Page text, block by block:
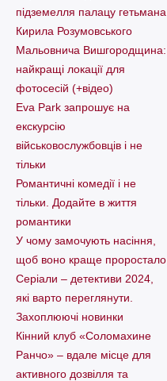
підземелля палацу гетьмана
Кирила Розумовського
Мальовнича Вишгородщина:
найкращі локації для
фотосесій (+відео)
Eva Park запрошує на
екскурсію
військовослужбовців і не
тільки
Романтичні комедії і не
тільки. Додайте в життя
романтики
У чому замочують насіння,
щоб воно краще проростало
Серіали – детективи 2024,
які варто пеpеглянути.
Захоплюючі новинки
Кінний клуб «Соломахине
Ранчо» – вдале місце для
активного дозвілля та